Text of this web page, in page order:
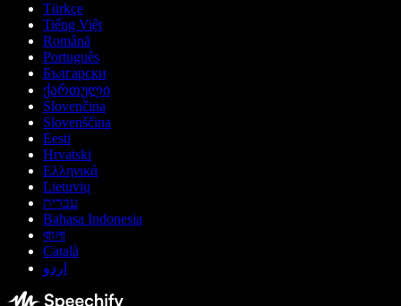
Türkçe
Tiếng Việt
Română
Português
Български
ქართული
Slovenčina
Slovenščina
Eesti
Hrvatski
Ελληνικά
Lietuvių
עברית
Bahasa Indonesia
বাংলা
Català
اردو